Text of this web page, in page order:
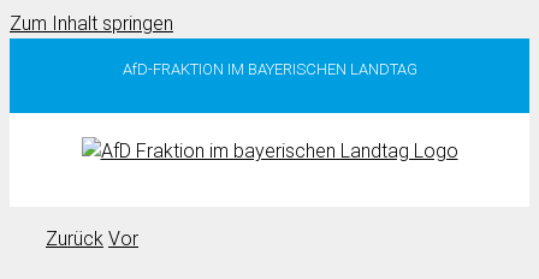
Zum Inhalt springen
AfD-FRAKTION IM BAYERISCHEN LANDTAG
Zurück Vor